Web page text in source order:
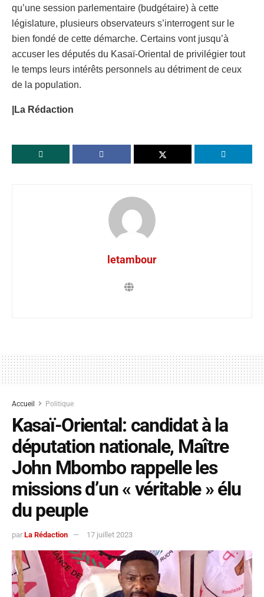
qu’une session parlementaire (budgétaire) à cette
législature, plusieurs observateurs s’interrogent sur le
bien fondé de cette démarche. Certains vont jusqu’à
accuser les députés du Kasaï-Oriental de privilégier tout
le temps leurs intérêts personnels au détriment de ceux
de la population.
|La Rédaction
letambour
Accueil Politique
Kasaï-Oriental: candidat à la
députation nationale, Maître
John Mbombo rappelle les
missions d’un « véritable » élu
du peuple
par La Rédaction 17 juillet 2023